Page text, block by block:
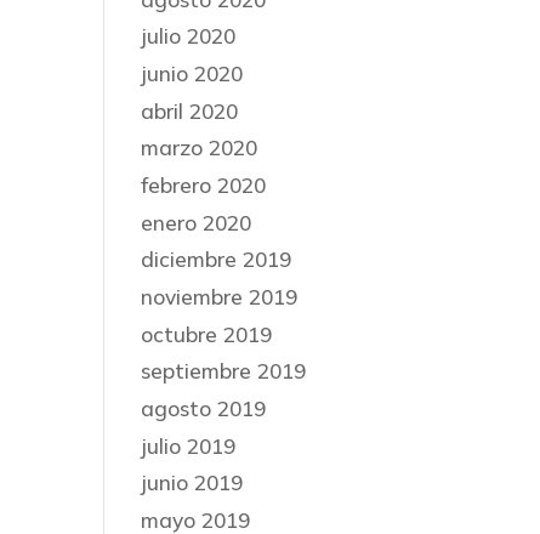
julio 2020
junio 2020
abril 2020
marzo 2020
febrero 2020
enero 2020
diciembre 2019
noviembre 2019
octubre 2019
septiembre 2019
agosto 2019
julio 2019
junio 2019
mayo 2019